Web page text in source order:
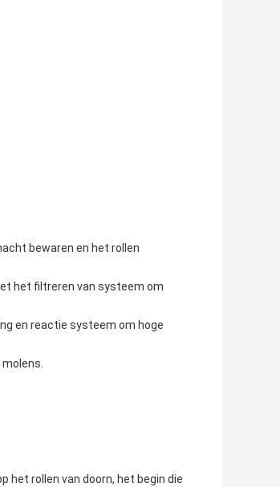
bewaren en het rollen
het filtreren van systeem om
en reactie systeem om hoge
het rollen van doorn, het begin die